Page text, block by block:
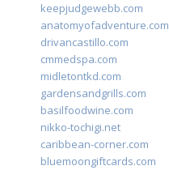
keepjudgewebb.com
anatomyofadventure.com
drivancastillo.com
cmmedspa.com
midletontkd.com
gardensandgrills.com
basilfoodwine.com
nikko-tochigi.net
caribbean-corner.com
bluemoongiftcards.com